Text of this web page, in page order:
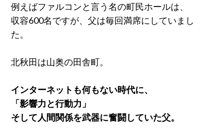
例えばファルコンと言う名の町民ホールは、
収容600名ですが、父は毎回満席にしていまし
た。
北秋田は山奥の田舎町。
インターネットも何もない時代に、
「影響力と行動力」
そして人間関係を武器に奮闘していた父。